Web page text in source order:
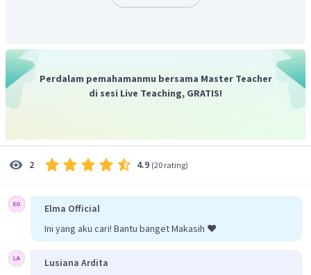
Oleh karena itu, jawaban yang benar adalah C.
Perdalam pemahamanmu bersama Master Teacher
di sesi Live Teaching, GRATIS!
2 4.9 (20 rating)
Elma Official
Ini yang aku cari! Bantu banget Makasih ❤️
Lusiana Ardita